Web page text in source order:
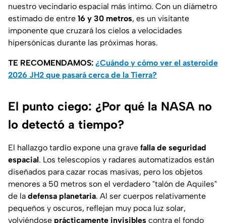
nuestro vecindario espacial más íntimo. Con un diámetro
estimado de entre 16 y 30 metros, es un visitante
imponente que cruzará los cielos a velocidades
hipersónicas durante las próximas horas.
TE RECOMENDAMOS: ¿Cuándo y cómo ver el asteroide
2026 JH2 que pasará cerca de la Tierra?
El punto ciego: ¿Por qué la NASA no
lo detectó a tiempo?
El hallazgo tardío expone una grave falla de seguridad
espacial. Los telescopios y radares automatizados están
diseñados para cazar rocas masivas, pero los objetos
menores a 50 metros son el verdadero "talón de Aquiles"
de la defensa planetaria. Al ser cuerpos relativamente
pequeños y oscuros, reflejan muy poca luz solar,
volviéndose prácticamente invisibles contra el fondo